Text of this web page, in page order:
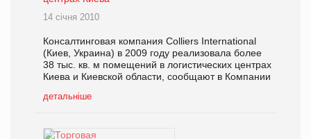
14 січня 2010
Консалтинговая компания Colliers International
(Киев, Украина) в 2009 году реализовала более
38 тыс. кв. м помещений в логистических центрах
Киева и Киевской области, сообщают в Компании
детальніше